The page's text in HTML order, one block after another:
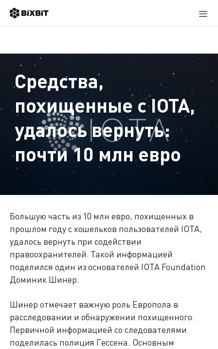
Средства,
похищенные с IOTA,
удалось вернуть:
почти 10 млн евро
Большую часть из 10 млн евро, похищенных в
прошлом году с кошельков пользователей IOTA,
удалось вернуть при содействии
правоохранителей. Такой информацией
поделился один из основателей IOTA Foundation
Доминик Шинер.
Шинер отмечает важную роль Европола в
расследовании и обнаружении похищенного.
Первичной информацией со следователями
поделилась полиция Гессена. Основным